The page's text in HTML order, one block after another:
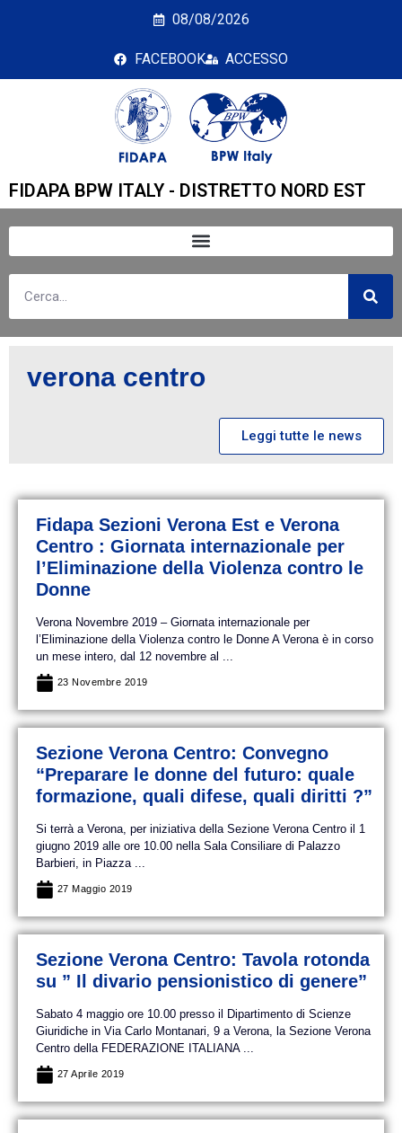
verona centro
08/08/2026
FACEBOOK ACCESSO
FIDAPA BPW ITALY - DISTRETTO NORD EST
verona centro
Leggi tutte le news
Fidapa Sezioni Verona Est e Verona
Centro : Giornata internazionale per
l’Eliminazione della Violenza contro le
Donne
Verona Novembre 2019 – Giornata internazionale per
l’Eliminazione della Violenza contro le Donne A Verona è in corso
un mese intero, dal 12 novembre al ...
23 Novembre 2019
Sezione Verona Centro: Convegno
“Preparare le donne del futuro: quale
formazione, quali difese, quali diritti ?”
Si terrà a Verona, per iniziativa della Sezione Verona Centro il 1
giugno 2019 alle ore 10.00 nella Sala Consiliare di Palazzo
Barbieri, in Piazza ...
27 Maggio 2019
Sezione Verona Centro: Tavola rotonda
su ” Il divario pensionistico di genere”
Sabato 4 maggio ore 10.00 presso il Dipartimento di Scienze
Giuridiche in Via Carlo Montanari, 9 a Verona, la Sezione Verona
Centro della FEDERAZIONE ITALIANA ...
27 Aprile 2019